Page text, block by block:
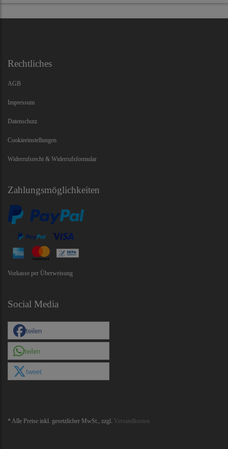
Rechtliches
AGB
Impressum
Datenschutz
Cookieeinstellungen
Widerrufsrecht & Widerrufsformular
Zahlungsmöglichkeiten
Vorkasse per Überweisung
Social Media
teilen
teilen
tweet
* Alle Preise inkl. gesetzlicher MwSt., zzgl. Versandkosten